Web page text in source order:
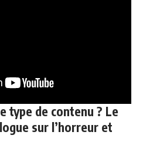
type de contenu ? Le
sur l’horreur et